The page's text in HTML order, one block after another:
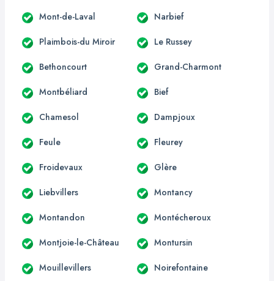
Mont-de-Laval Narbief
Plaimbois-du Miroir Le Russey
Bethoncourt Grand-Charmont
Montbéliard Bief
Chamesol Dampjoux
Feule Fleurey
Froidevaux Glère
Liebvillers Montancy
Montandon Montécheroux
Montjoie-le-Château Montursin
Mouillevillers Noirefontaine